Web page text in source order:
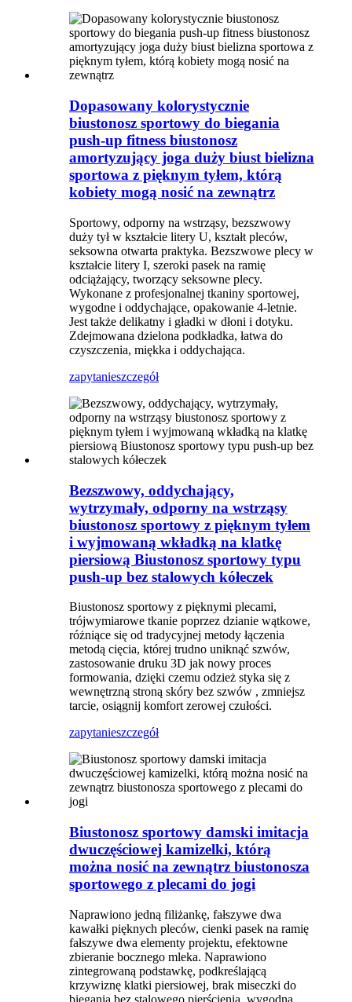
Dopasowany kolorystycznie
biustonosz sportowy do biegania
push-up fitness biustonosz
amortyzujący joga duży biust bielizna
sportowa z pięknym tyłem, którą
kobiety mogą nosić na zewnątrz
Sportowy, odporny na wstrząsy, bezszwowy
duży tył w kształcie litery U, kształt pleców,
seksowna otwarta praktyka. Bezszwowe plecy w
kształcie litery I, szeroki pasek na ramię
odciążający, tworzący seksowne plecy.
Wykonane z profesjonalnej tkaniny sportowej,
wygodne i oddychające, opakowanie 4-letnie.
Jest także delikatny i gładki w dłoni i dotyku.
Zdejmowana dzielona podkładka, łatwa do
czyszczenia, miękka i oddychająca.
zapytanieszczegół
Bezszwowy, oddychający,
wytrzymały, odporny na wstrząsy
biustonosz sportowy z pięknym tyłem
i wyjmowaną wkładką na klatkę
piersiową Biustonosz sportowy typu
push-up bez stalowych kółeczek
Biustonosz sportowy z pięknymi plecami,
trójwymiarowe tkanie poprzez dzianie wątkowe,
różniące się od tradycyjnej metody łączenia
metodą cięcia, której trudno uniknąć szwów,
zastosowanie druku 3D jak nowy proces
formowania, dzięki czemu odzież styka się z
wewnętrzną stroną skóry bez szwów , zmniejsz
tarcie, osiągnij komfort zerowej czułości.
zapytanieszczegół
Biustonosz sportowy damski imitacja
dwuczęściowej kamizelki, którą
można nosić na zewnątrz biustonosza
sportowego z plecami do jogi
Naprawiono jedną filiżankę, fałszywe dwa
kawałki pięknych pleców, cienki pasek na ramię
fałszywe dwa elementy projektu, efektowne
zbieranie bocznego mleka. Naprawiono
zintegrowaną podstawkę, podkreślającą
krzywiznę klatki piersiowej, brak miseczki do
biegania bez stalowego pierścienia, wygodną